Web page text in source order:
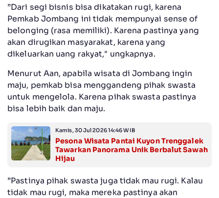
”Dari segi bisnis bisa dikatakan rugi, karena
Pemkab Jombang ini tidak mempunyai sense of
belonging (rasa memiliki). Karena pastinya yang
akan dirugikan masyarakat, karena yang
dikeluarkan uang rakyat," ungkapnya.
Menurut Aan, apabila wisata di Jombang ingin
maju, pemkab bisa menggandeng pihak swasta
untuk mengelola. Karena pihak swasta pastinya
bisa lebih baik dan maju.
Kamis, 30 Jul 2026 14:46 WIB
Pesona Wisata Pantai Kuyon Trenggalek
Tawarkan Panorama Unik Berbalut Sawah
Hijau
”Pastinya pihak swasta juga tidak mau rugi. Kalau
tidak mau rugi, maka mereka pastinya akan